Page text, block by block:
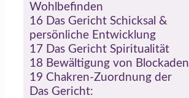
Wohlbefinden
16 Das Gericht Schicksal &
persönliche Entwicklung
17 Das Gericht Spiritualität
18 Bewältigung von Blockaden
19 Chakren-Zuordnung der
Das Gericht: